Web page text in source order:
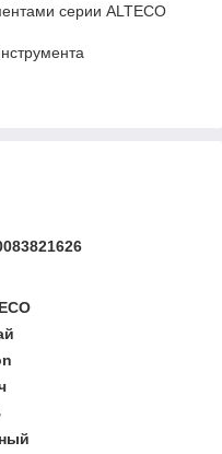
серии ALTECO